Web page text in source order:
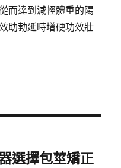
而達到減輕體重的陽
助勃延時增硬功效壯
選擇包莖矯正